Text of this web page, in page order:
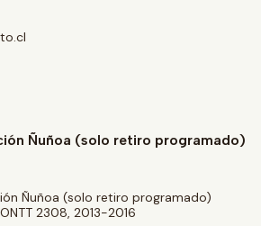
Ñuñoa (solo retiro programado)
Ñuñoa (solo retiro programado)
2308, 2013-2016